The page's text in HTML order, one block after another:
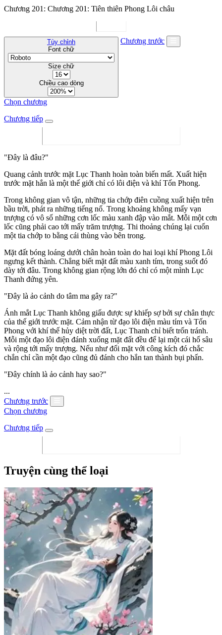
Chương 201: Chương 201: Tiên thiên Phong Lôi châu
Tùy chỉnh
Font chữ
Size chữ
Chiều cao dòng
Chương trước
Chọn chương
Chương tiếp
"Đây là đâu?"
Quang cảnh trước mặt Lục Thanh hoàn toàn biến mất. Xuất hiện
trước mặt hắn là một thế giới chỉ có lôi điện và khí Tốn Phong.
Trong không gian vô tận, những tia chớp điên cuồng xuất hiện trên
bầu trời, phát ra những tiếng nổ. Trong khoảng không mấy vạn
trượng có vô số những cơn lốc màu xanh đập vào mắt. Mỗi một cơn
lốc cũng phải cao tới mấy trăm trượng. Thi thoảng chúng lại cuốn
một tia chớp to bằng cái thùng vào bên trong.
Mặt đất bóng loáng dưới chân hoàn toàn do hai loại khí Phong Lôi
ngưng kết thành. Chẳng biết mặt đất màu xanh tím, trong suốt đó
dày tới đâu. Trong không gian rộng lớn đó chỉ có một mình Lục
Thanh đứng yên.
"Đây là ảo cảnh do tâm ma gây ra?"
Ánh mắt Lục Thanh không giấu được sự khiếp sợ bởi sự chân thực
của thế giới trước mặt. Cảm nhận từ đạo lôi điện màu tím và Tốn
Phong với khí thế hủy diệt trời đất, Lục Thanh chỉ biết trốn tránh.
Mỗi một đạo lôi điện đánh xuống mặt đất đều để lại một cái hố sâu
và rộng tới mấy trượng. Nếu như đối mặt với công kích đó chắc
chắn chỉ cần một đạo cũng đủ đánh cho hắn tan thành bụi phấn.
"Đây chính là ảo cảnh hay sao?"
...
Chương trước
Chọn chương
Chương tiếp
Truyện cùng thể loại